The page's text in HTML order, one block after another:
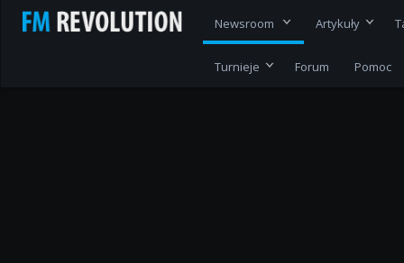
Newsroom Artykuły
Turnieje Forum Pomoc